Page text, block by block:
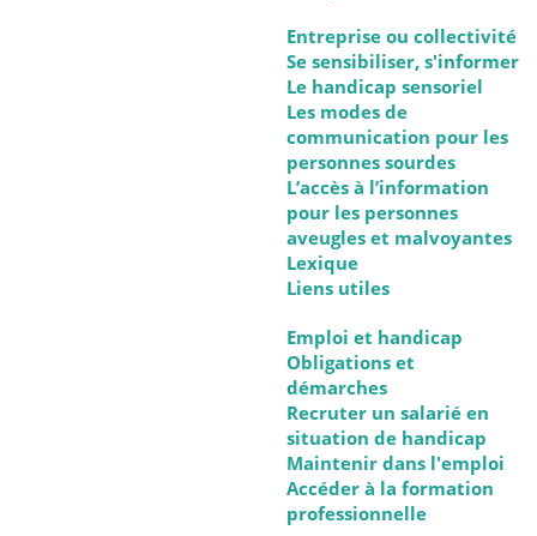
Entreprise ou collectivité
Se sensibiliser, s'informer
Le handicap sensoriel
Les modes de
communication pour les
personnes sourdes
L’accès à l’information
pour les personnes
aveugles et malvoyantes
Lexique
Liens utiles
Emploi et handicap
Obligations et
démarches
Recruter un salarié en
situation de handicap
Maintenir dans l'emploi
Accéder à la formation
professionnelle